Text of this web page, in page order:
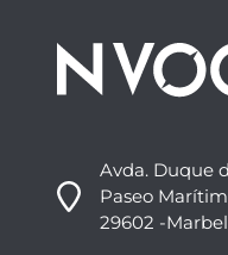
Avda. Duque
Paseo
29602 -